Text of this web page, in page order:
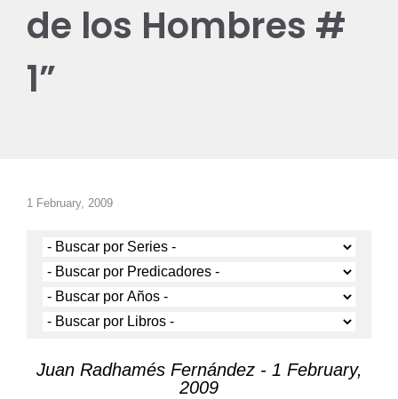
de los Hombres #
1”
1 February, 2009
Juan Radhamés Fernández - 1 February,
2009